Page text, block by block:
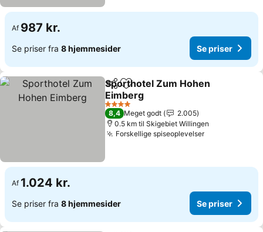
Af 987 kr.
Se priser fra 8 hjemmesider Se priser
Del Føj til favoritter
Sporthotel Zum Hohen
Eimberg
4 Stjerner
8,4 Meget godt
2.005
0.5 km til Skigebiet Willingen
Forskellige spiseoplevelser
Af 1.024 kr.
Se priser fra 8 hjemmesider Se priser